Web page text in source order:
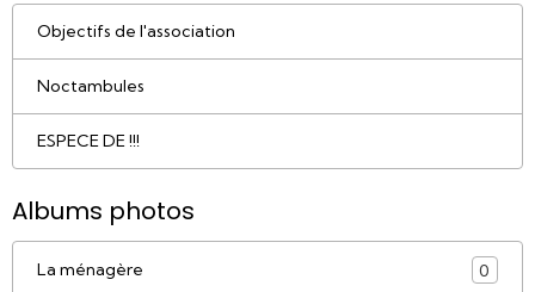
Objectifs de l'association
Noctambules
ESPECE DE !!!
Albums photos
La ménagère 0